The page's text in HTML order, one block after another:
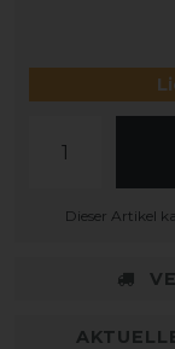
Dieser Artikel